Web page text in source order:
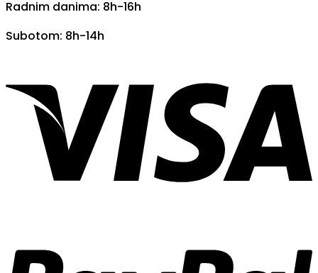
Radnim danima: 8h-16h
Subotom: 8h-14h